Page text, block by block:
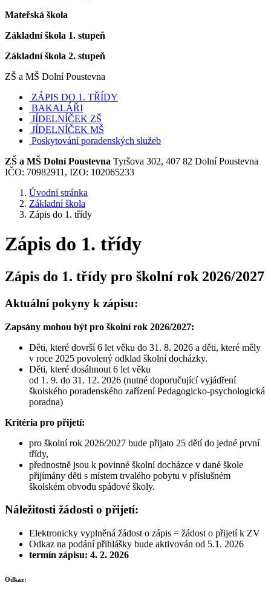
Mateřská škola
Základní škola 1. stupeň
Základní škola 2. stupeň
ZŠ a MŠ Dolní Poustevna
ZÁPIS DO 1. TŘÍDY
BAKALÁŘI
JÍDELNÍČEK ZŠ
JÍDELNÍČEK MŠ
Poskytování poradenských služeb
ZŠ a MŠ Dolní Poustevna Tyršova 302, 407 82 Dolní Poustevna
IČO: 70982911, IZO: 102065233
Úvodní stránka
Základní škola
Zápis do 1. třídy
Zápis do 1. třídy
Zápis do 1. třídy pro školní rok 2026/2027
Aktuální pokyny k zápisu:
Zapsány mohou být pro školní rok 2026/2027:
Děti, které dovrší 6 let věku do 31. 8. 2026 a děti, které měly
v roce 2025 povolený odklad školní docházky.
Děti, které dosáhnout 6 let věku
od 1. 9. do 31. 12. 2026 (nutné doporučující vyjádření
školského poradenského zařízení Pedagogicko-psychologická
poradna)
Kritéria pro přijetí:
pro školní rok 2026/2027 bude přijato 25 dětí do jedné první
třídy,
přednostně jsou k povinné školní docházce v dané škole
přijímány děti s místem trvalého pobytu v příslušném
školském obvodu spádové školy.
Náležitosti žádosti o přijetí:
Elektronicky vyplněná žádost o zápis = žádost o přijetí k ZV
Odkaz na podání přihlášky bude aktivován od 5.1. 2026
termín zápisu: 4. 2. 2026
Odkaz: